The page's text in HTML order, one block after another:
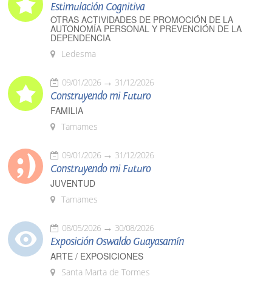
Estimulación Cognitiva
OTRAS ACTIVIDADES DE PROMOCIÓN DE LA
AUTONOMÍA PERSONAL Y PREVENCIÓN DE LA
DEPENDENCIA
Ledesma
09/01/2026 31/12/2026
Construyendo mi Futuro
FAMILIA
Tamames
09/01/2026 31/12/2026
Construyendo mi Futuro
JUVENTUD
Tamames
08/05/2026 30/08/2026
Exposición Oswaldo Guayasamín
ARTE / EXPOSICIONES
Santa Marta de Tormes